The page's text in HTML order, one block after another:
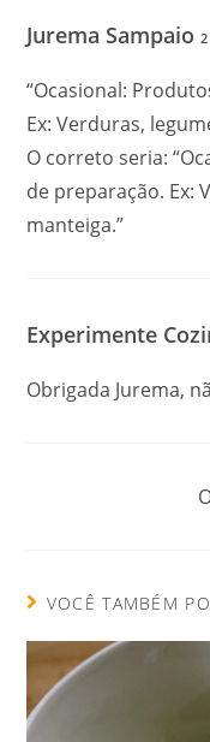
Jurema Sampaio
“Ocasional:
Ex: Verduras,
O correto seria:
de preparação. Ex:
manteiga.”
Experimente
Obrigada Jurema,
VOCÊ TAMBÉM